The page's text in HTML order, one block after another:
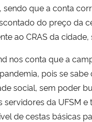
que a conta
do preço da
ao CRAS da cidade,
nos conta que a
pois se
social, sem poder
da UFSM
de cestas básicas